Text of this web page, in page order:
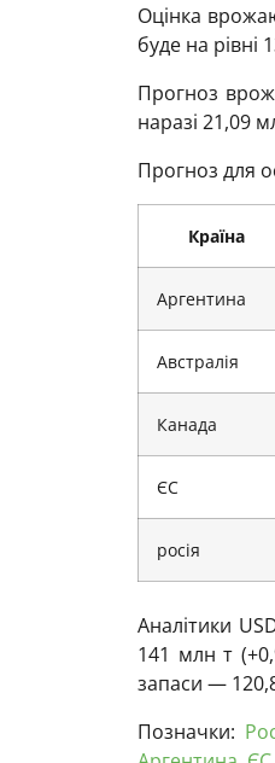
Оцінка
буде на рівні
Прогноз
наразі 21,09
Прогноз для
Країна
Аргентина
Австралія
Канада
ЄС
росія
Аналітики
141 млн т
запаси —
Позначки: